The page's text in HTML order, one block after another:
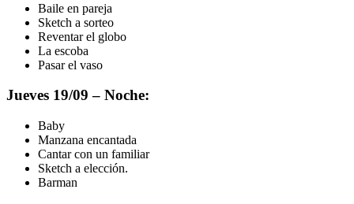
Baile en pareja
Sketch a sorteo
Reventar el globo
La escoba
Pasar el vaso
Jueves 19/09 – Noche:
Baby
Manzana encantada
Cantar con un familiar
Sketch a elección.
Barman